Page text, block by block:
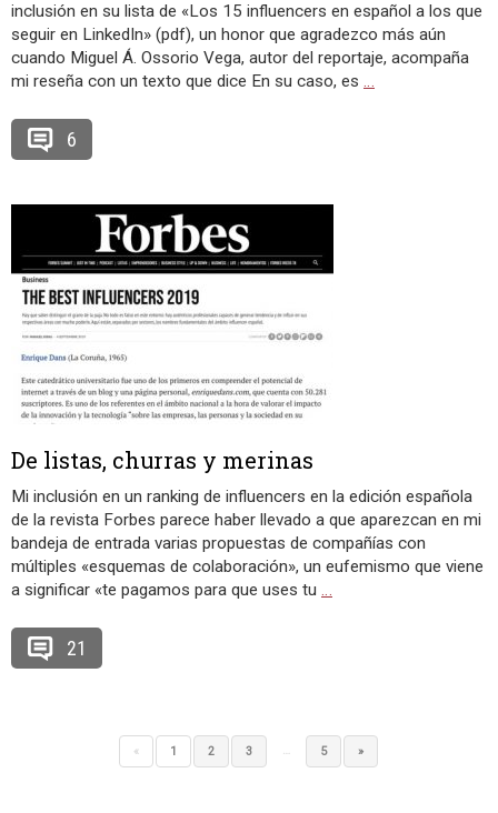
inclusión en su lista de «Los 15 influencers en español a los que
seguir en LinkedIn» (pdf), un honor que agradezco más aún
cuando Miguel Á. Ossorio Vega, autor del reportaje, acompaña
mi reseña con un texto que dice En su caso, es …
6
De listas, churras y merinas
Mi inclusión en un ranking de influencers en la edición española
de la revista Forbes parece haber llevado a que aparezcan en mi
bandeja de entrada varias propuestas de compañías con
múltiples «esquemas de colaboración», un eufemismo que viene
a significar «te pagamos para que uses tu …
21
« 1 2 3 … 5 »